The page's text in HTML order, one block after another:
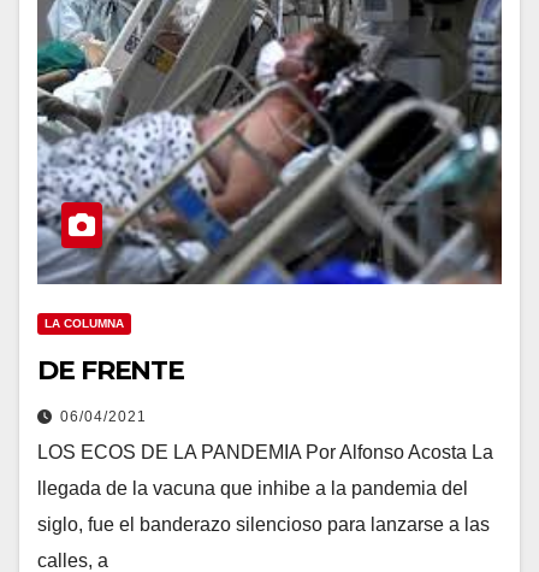
LA COLUMNA
DE FRENTE
06/04/2021
LOS ECOS DE LA PANDEMIA Por Alfonso Acosta La
llegada de la vacuna que inhibe a la pandemia del
siglo, fue el banderazo silencioso para lanzarse a las
calles, a